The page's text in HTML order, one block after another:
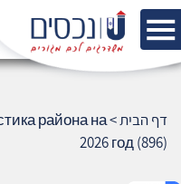
דף הבית>
района на
2026 год (896)